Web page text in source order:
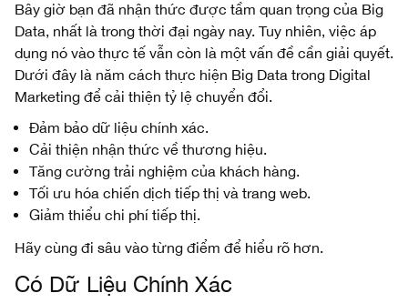
Bây giờ bạn đã nhận thức được tầm quan trọng của Big
Data, nhất là trong thời đại ngày nay. Tuy nhiên, việc áp
dụng nó vào thực tế vẫn còn là một vấn đề cần giải quyết.
Dưới đây là năm cách thực hiện Big Data trong Digital
Marketing để cải thiện tỷ lệ chuyển đổi.
Đảm bảo dữ liệu chính xác.
Cải thiện nhận thức về thương hiệu.
Tăng cường trải nghiệm của khách hàng.
Tối ưu hóa chiến dịch tiếp thị và trang web.
Giảm thiểu chi phí tiếp thị.
Hãy cùng đi sâu vào từng điểm để hiểu rõ hơn.
Có Dữ Liệu Chính Xác